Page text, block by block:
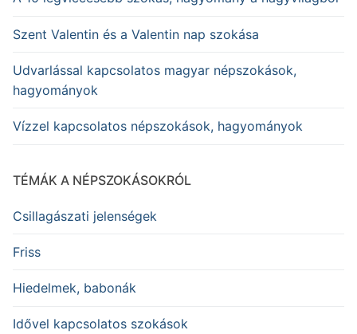
Szent Valentin és a Valentin nap szokása
Udvarlással kapcsolatos magyar népszokások,
hagyományok
Vízzel kapcsolatos népszokások, hagyományok
TÉMÁK A NÉPSZOKÁSOKRÓL
Csillagászati jelenségek
Friss
Hiedelmek, babonák
Idővel kapcsolatos szokások